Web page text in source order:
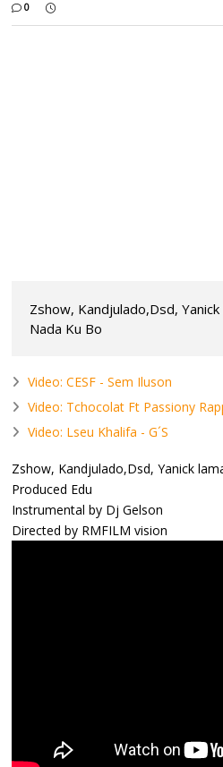
0
Zshow, Kandjulado,Dsd,
Nada Ku Bo
Video: CESF - Sem Iluson
Video: Tchocolat Ft Passiony
Video: Lseu Khalifa - G´S
Zshow, Kandjulado,Dsd, Yanick
Produced Edu
Instrumental by Dj Gelson
Directed by RMFILM vision